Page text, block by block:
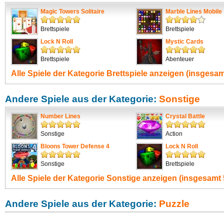
Magic Towers Solitaire
Brettspiele
Marble Lines Mobile
Brettspiele
Lock N Roll
Brettspiele
Mystic Cards
Abenteuer
Alle Spiele der Kategorie Brettspiele anzeigen
Andere Spiele aus der Kategorie: Sonstige
Number Lines
Sonstige
Crystal Battle
Action
Bloons Tower Defense 4
Sonstige
Lock N Roll
Brettspiele
Alle Spiele der Kategorie Sonstige anzeigen (insgesamt
Andere Spiele aus der Kategorie: Puzzle